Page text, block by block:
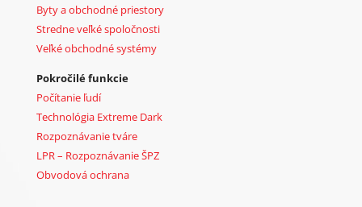
Byty a obchodné priestory
Stredne veľké spoločnosti
Veľké obchodné systémy
Pokročilé funkcie
Počítanie ľudí
Technológia Extreme Dark
Rozpoznávanie tváre
LPR – Rozpoznávanie ŠPZ
Obvodová ochrana